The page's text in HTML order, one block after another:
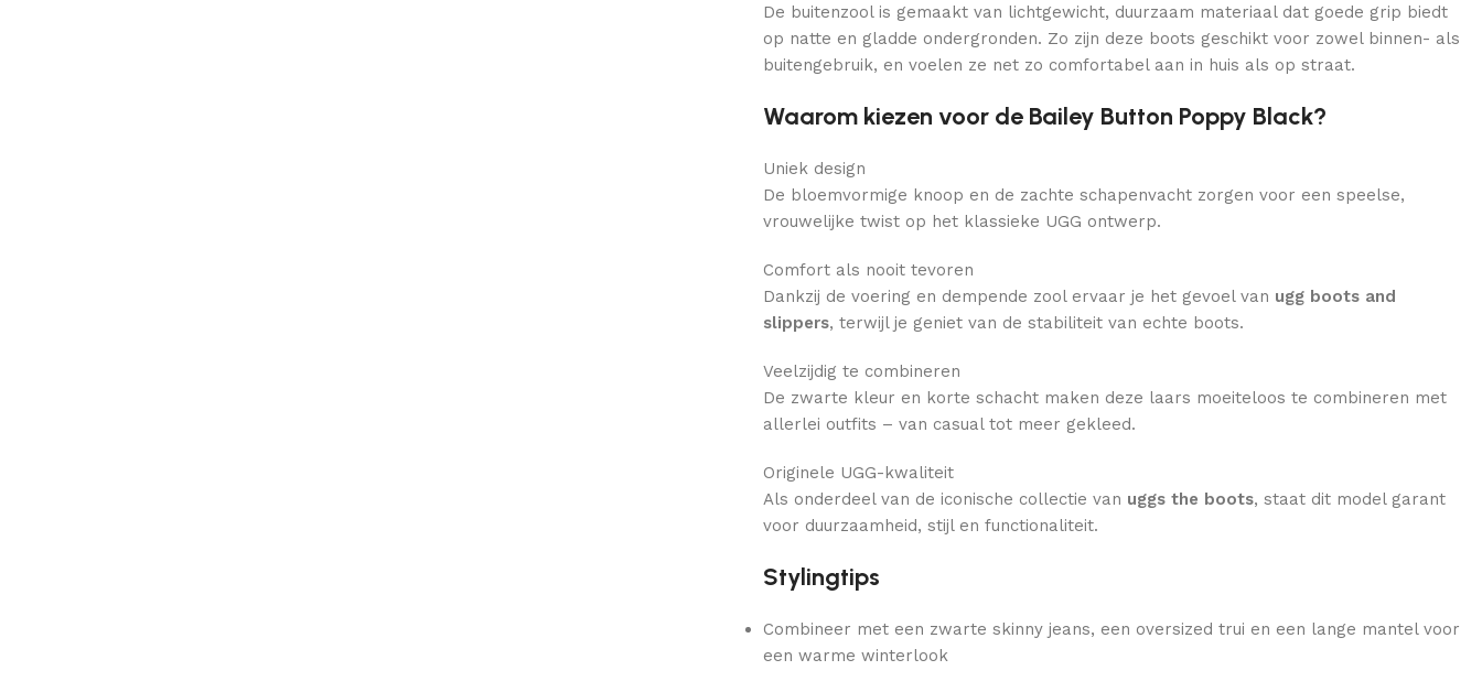
De buitenzool is gemaakt van lichtgewicht, duurzaam materiaal dat goede grip biedt
op natte en gladde ondergronden. Zo zijn deze boots geschikt voor zowel binnen- als
buitengebruik, en voelen ze net zo comfortabel aan in huis als op straat.
Waarom kiezen voor de Bailey Button Poppy Black?
Uniek design
De bloemvormige knoop en de zachte schapenvacht zorgen voor een speelse,
vrouwelijke twist op het klassieke UGG ontwerp.
Comfort als nooit tevoren
Dankzij de voering en dempende zool ervaar je het gevoel van ugg boots and
slippers, terwijl je geniet van de stabiliteit van echte boots.
Veelzijdig te combineren
De zwarte kleur en korte schacht maken deze laars moeiteloos te combineren met
allerlei outfits – van casual tot meer gekleed.
Originele UGG-kwaliteit
Als onderdeel van de iconische collectie van uggs the boots, staat dit model garant
voor duurzaamheid, stijl en functionaliteit.
Stylingtips
Combineer met een zwarte skinny jeans, een oversized trui en een lange mantel voor
een warme winterlook